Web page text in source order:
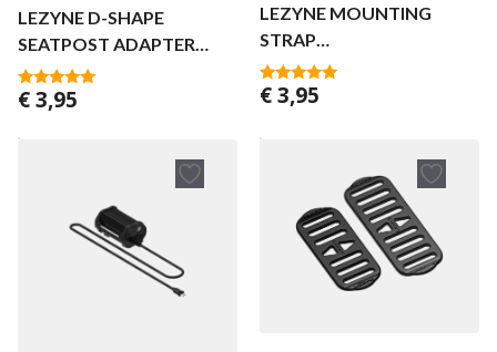
LEZYNE D-SHAPE
SEATPOST ADAPTER
KTV/STRIP DRIVE
5.00
van 5
€3,95
LEZYNE MOUNTING
STRAP
FEMTO/KTV/ZECTO
BLACK
5.00
van 5
€3,95